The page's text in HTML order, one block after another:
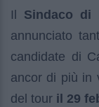
Il Sindaco di
annunciato
candidate di
ancor di più in
del tour il 29